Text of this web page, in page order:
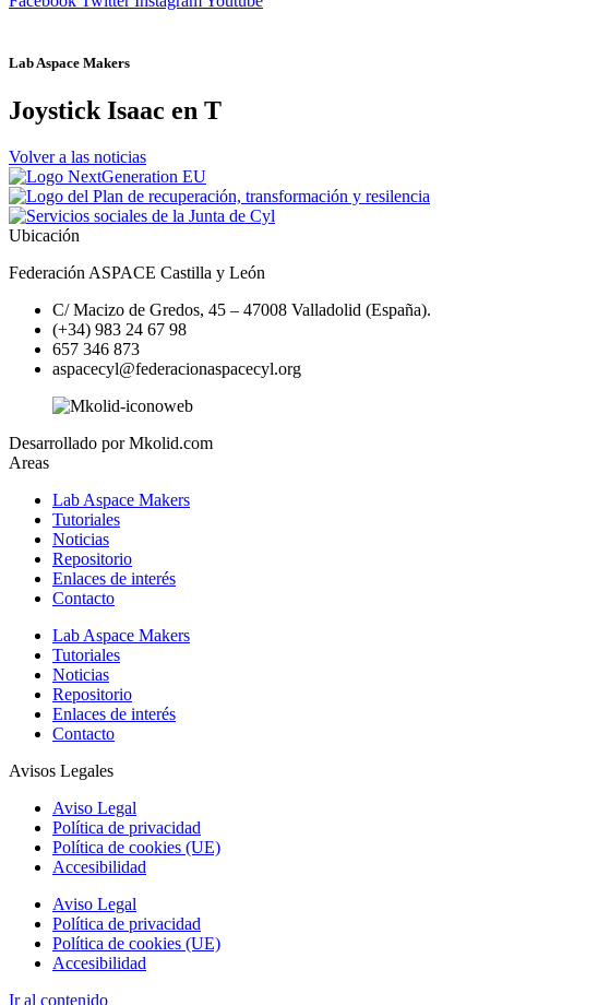
Lab Aspace Makers
Joystick Isaac en T
Volver a las noticias
Ubicación
Federación ASPACE Castilla y León
C/ Macizo de Gredos, 45 – 47008 Valladolid (España).
(+34) 983 24 67 98
657 346 873
aspacecyl@federacionaspacecyl.org
Desarrollado por Mkolid.com
Areas
Lab Aspace Makers
Tutoriales
Noticias
Repositorio
Enlaces de interés
Contacto
Lab Aspace Makers
Tutoriales
Noticias
Repositorio
Enlaces de interés
Contacto
Avisos Legales
Aviso Legal
Política de privacidad
Política de cookies (UE)
Accesibilidad
Aviso Legal
Política de privacidad
Política de cookies (UE)
Accesibilidad
Ir al contenido